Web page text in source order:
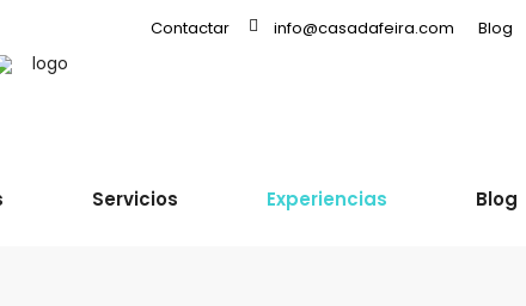
Contactar info@casadafeira.com Blog
Servicios Experiencias Blog